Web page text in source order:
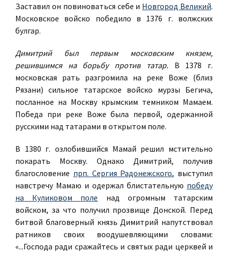
Заставил он повиноваться себе и Новгород Великий.
Московское войско победило в 1376 г. волжских
булгар.
Димитрий был первым московским князем,
решившимся на борьбу против татар. В 1378 г.
московская рать разгромила на реке Воже (близ
Рязани) сильное татарское войско мурзы Бегича,
посланное на Москву крымским темником Мамаем.
Победа при реке Воже была первой, одержанной
русскими над татарами в открытом поле.
В 1380 г. озлобившийся Мамай решил мстительно
покарать Москву. Однако Димитрий, получив
благословение прп. Сергия Радонежского, выступил
навстречу Мамаю и одержал блистательную победу
на Куликовом поле
над огромным татарским
войском, за что получил прозвище Донской. Перед
битвой благоверный князь Димитрий напутствовал
ратников своих воодушевляющими словами:
«...Господа ради сражайтесь и святых ради церквей и